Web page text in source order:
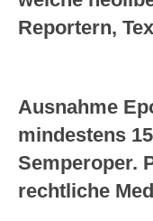
Reportern,
Ausnahme
mindestens
Semperoper.
rechtliche